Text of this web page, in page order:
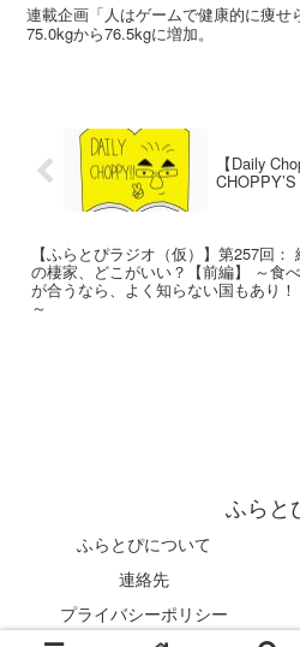
連載企画「人はゲームで健康的に痩せ
75.0kgから76.5kgに増加。
【Daily
【ふらとぴラジオ（仮）】第257回：
の棲家、どこがいい？【前編】 ～食
が合うなら、よく知らない国もあり！
～
ふらと
ふらとぴについて
連絡先
プライバシーポリシー